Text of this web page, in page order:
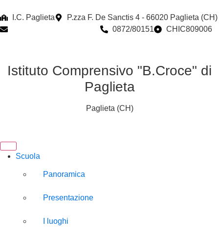
I.C. Paglieta
P.zza F. De Sanctis 4 - 66020 Paglieta (CH)
0872/80151 CHIC809006
Istituto Comprensivo "B.Croce" di
Paglieta
Paglieta (CH)
Scuola
Panoramica
Presentazione
I luoghi